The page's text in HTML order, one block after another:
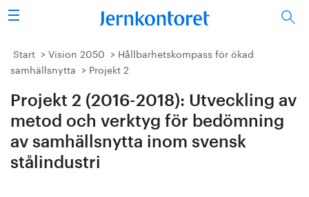
Sök
Stålindustrin
Forskning/utbildning
Energi/miljö
Start Vision 2050
Hållbarhetskompass för ökad
samhällsnytta
Projekt 2
Projekt 2 (2016-2018): Utveckling av
metod och verktyg för bedömning
av samhällsnytta inom svensk
stålindustri